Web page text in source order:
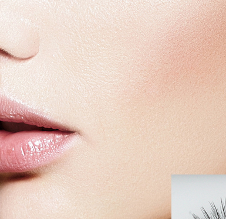
코 라이프 하